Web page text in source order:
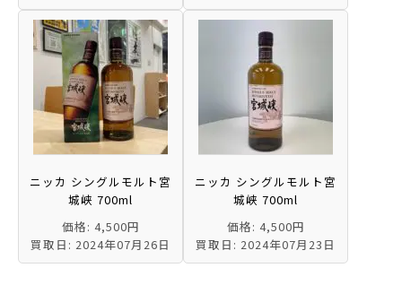
ニッカ シングルモルト宮
城峡 700ml
価格: 4,500円
買取日: 2024年07月26日
ニッカ シングルモルト宮
城峡 700ml
価格: 4,500円
買取日: 2024年07月23日